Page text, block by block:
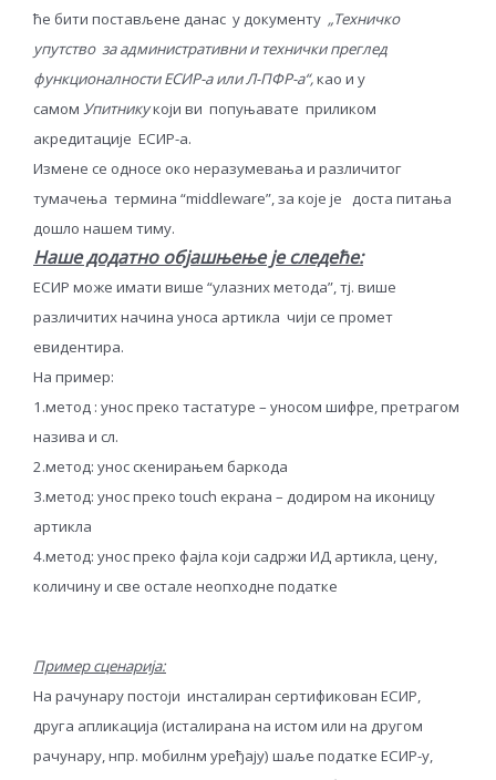
ће бити постављене данас у документу „Техничко
упутствoза административни и технички преглед
функционалности ЕСИР-а или Л-ПФР-а“,као и у
самом Упитникукоји ви попуњавате приликом
акредитације ЕСИР-а.
Измене се односе око неразумевања и различитог
тумачења термина “middleware”, за које је доста питања
дошло нашем тиму.
Наше додатно објашњење је следеће:
ЕСИР може имати више “улазних метода”, тј. више
различитих начина уноса артикла чији се промет
евидентира.
На пример:
1.метод : унос преко тастатуре – уносом шифре, претрагом
назива и сл.
2.метод: унос скенирањем баркода
3.метод: унос преко touch екрана – додиром на иконицу
артикла
4.метод: унос преко фајла који садржи ИД артикла, цену,
количину и све остале неопходне податке
Пример сценарија:
На рачунару постоји инсталиран сертификован ЕСИР,
друга апликација (исталирана на истом или на другом
рачунару, нпр. мобилнм уређају) шаље податке ЕСИР-у,